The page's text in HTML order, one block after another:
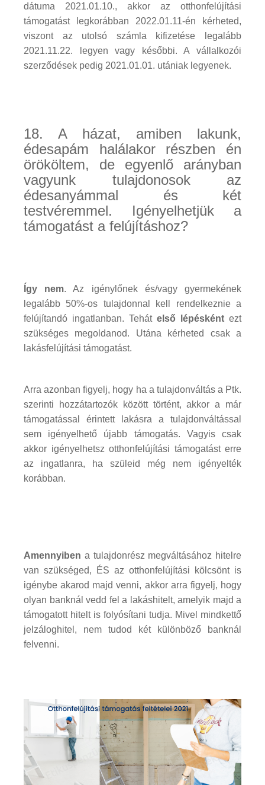
dátuma 2021.01.10., akkor az otthonfelújítási
támogatást legkorábban 2022.01.11-én kérheted,
viszont az utolsó számla kifizetése legalább
2021.11.22. legyen vagy későbbi. A vállalkozói
szerződések pedig 2021.01.01. utániak legyenek.
18. A házat, amiben lakunk,
édesapám halálakor részben én
örököltem, de egyenlő arányban
vagyunk tulajdonosok az
édesanyámmal és két
testvéremmel. Igényelhetjük a
támogatást a felújításhoz?
Így nem. Az igénylőnek és/vagy gyermekének
legalább 50%-os tulajdonnal kell rendelkeznie a
felújítandó ingatlanban. Tehát első lépésként ezt
szükséges megoldanod. Utána kérheted csak a
lakásfelújítási támogatást.
Arra azonban figyelj, hogy ha a tulajdonváltás a Ptk.
szerinti hozzátartozók között történt, akkor a már
támogatással érintett lakásra a tulajdonváltással
sem igényelhető újabb támogatás. Vagyis csak
akkor igényelhetsz otthonfelújítási támogatást erre
az ingatlanra, ha szüleid még nem igényelték
korábban.
Amennyiben a tulajdonrész megváltásához hitelre
van szükséged, ÉS az otthonfelújítási kölcsönt is
igénybe akarod majd venni, akkor arra figyelj, hogy
olyan banknál vedd fel a lakáshitelt, amelyik majd a
támogatott hitelt is folyósítani tudja. Mivel mindkettő
jelzáloghitel, nem tudod két különböző banknál
felvenni.